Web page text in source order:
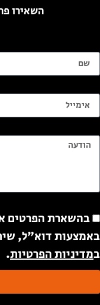
השאירו
בהשארת הפרטים
דוא"ל,
מדיניות הפרטיות.